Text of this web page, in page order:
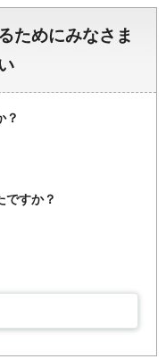
ためにみなさま
？
ですか？